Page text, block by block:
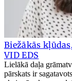
Biežākās
VID EDS
Lielākā daļa
pārskats ir